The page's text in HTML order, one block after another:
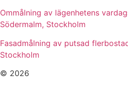
Ommålning av lägenhetens
Södermalm, Stockholm
Fasadmålning av putsad
Stockholm
© 2026